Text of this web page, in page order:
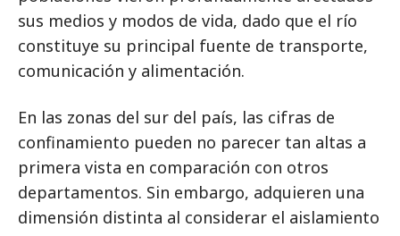
sus medios y modos de vida, dado que el río
constituye su principal fuente de transporte,
comunicación y alimentación.
En las zonas del sur del país, las cifras de
confinamiento pueden no parecer tan altas a
primera vista en comparación con otros
departamentos. Sin embargo, adquieren una
dimensión distinta al considerar el aislamiento